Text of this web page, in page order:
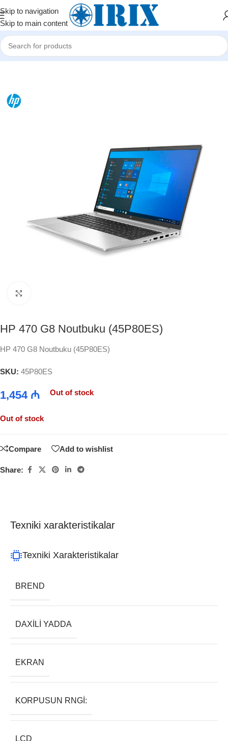
Skip to navigation
Skip to main content
Home/Shop/Kompüterlər
HP 470 G8 Noutbuku (45P80ES)
HP 470 G8 Noutbuku (45P80ES)
SKU: 45P80ES
1,454 ₼ Out of stock
Out of stock
Compare Add to wishlist
Share:
Texniki xarakteristikalar
Texniki Xarakteristikalar
BREND
DAXILI YADDA
EKRAN
KORPUSUN RNGI:
LCD